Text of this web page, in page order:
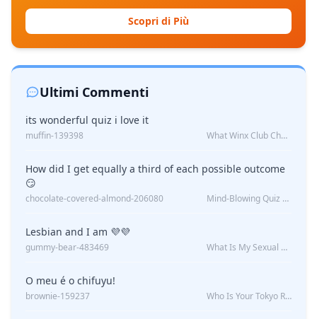
Scopri di Più
Ultimi Commenti
its wonderful quiz i love it
muffin-139398 What Winx Club Character Are You?
How did I get equally a third of each possible outcome
😏
chocolate-covered-almond-206080 Mind-Blowing Quiz Reveals: Will I Be Alone Forever?
Lesbian and I am 💜💜
gummy-bear-483469 What Is My Sexual Orientation: Uncovered
O meu é o chifuyu!
brownie-159237 Who Is Your Tokyo Revengers Boyfriend?